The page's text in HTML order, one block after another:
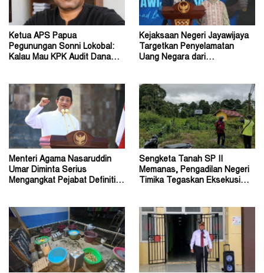
Ketua APS Papua
Pegunungan Sonni Lokobal:
Kalau Mau KPK Audit Dana
Kejaksaan Negeri Jayawijaya
Targetkan Penyelamatan
Uang Negara dari
Menteri Agama Nasaruddin
Umar Diminta Serius
Mengangkat Pejabat Definitif
Sengketa Tanah SP II
Memanas, Pengadilan Negeri
Timika Tegaskan Eksekusi